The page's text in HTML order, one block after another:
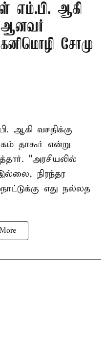
எம்.பி. ஆகி
ஆனவர்
சோமு
ஆகி வசதிக்கு
தாகூர் என்று
"அரசியலில்
இல்லை, நிரந்தர
எது நல்லத